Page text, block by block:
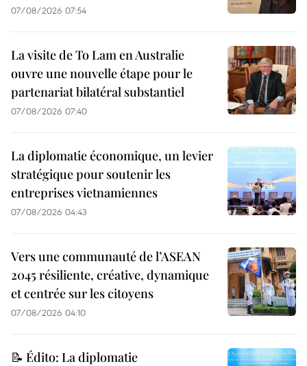
07/08/2026 07:54
La visite de To Lam en Australie
ouvre une nouvelle étape pour le
partenariat bilatéral substantiel
07/08/2026 07:40
La diplomatie économique, un levier
stratégique pour soutenir les
entreprises vietnamiennes
07/08/2026 04:43
Vers une communauté de l’ASEAN
2045 résiliente, créative, dynamique
et centrée sur les citoyens
07/08/2026 04:10
📝 Édito: La diplomatie